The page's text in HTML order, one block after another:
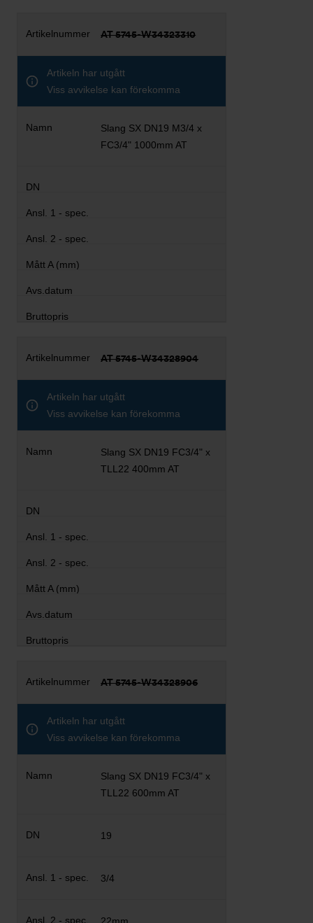
AT 5745-W34323310
Artikeln har utgått
Viss avvikelse kan förekomma
Slang SX DN19 M3/4 x
FC3/4" 1000mm AT
AT 5745-W34328904
Artikeln har utgått
Viss avvikelse kan förekomma
Slang SX DN19 FC3/4" x
TLL22 400mm AT
AT 5745-W34328906
Artikeln har utgått
Viss avvikelse kan förekomma
Slang SX DN19 FC3/4" x
TLL22 600mm AT
19
3/4